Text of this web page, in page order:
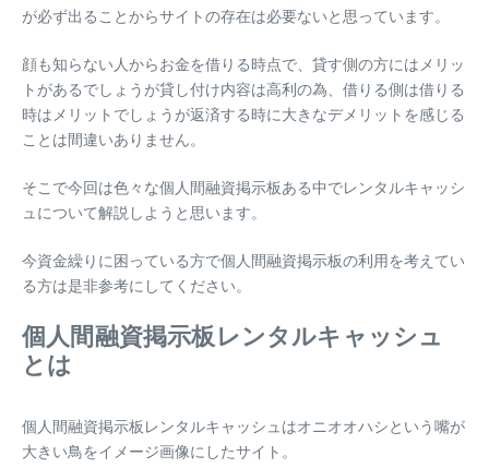
が必ず出ることからサイトの存在は必要ないと思っています。
顔も知らない人からお金を借りる時点で、貸す側の方にはメリッ
トがあるでしょうが貸し付け内容は高利の為、借りる側は借りる
時はメリットでしょうが返済する時に大きなデメリットを感じる
ことは間違いありません。
そこで今回は色々な個人間融資掲示板ある中でレンタルキャッシ
ュについて解説しようと思います。
今資金繰りに困っている方で個人間融資掲示板の利用を考えてい
る方は是非参考にしてください。
個人間融資掲示板レンタルキャッシュ
とは
個人間融資掲示板レンタルキャッシュはオニオオハシという嘴が
大きい鳥をイメージ画像にしたサイト。